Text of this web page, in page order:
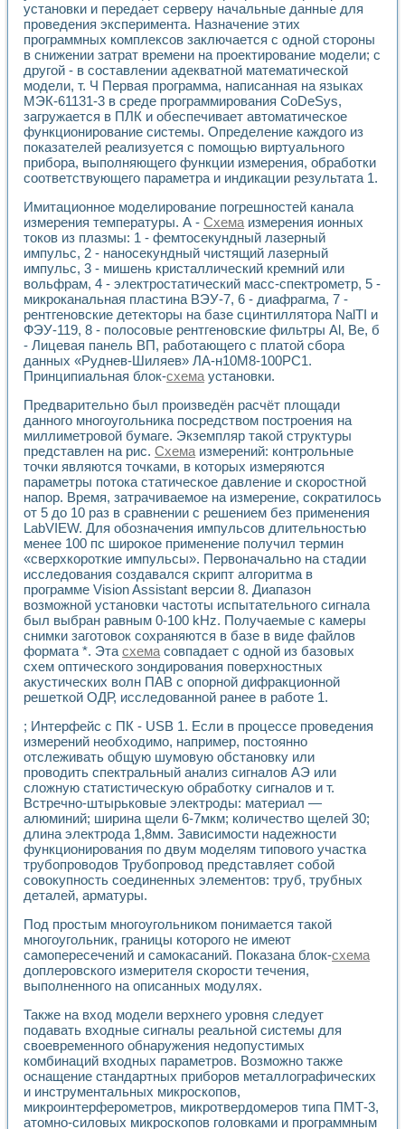
Оборудование для промышленной термотрансферной
Автоматизация реометрических исследований на базе
Применение измерителя иммитанса для исследова¬ния
Исследование электромагнитных переходных процессов
Стенд для исследования электрических переходных
Автоматизация контроля сварных швов на базе
Измерительный контроль с применением
Моделирование надежности и эффективности систем
Лабораторные практикумы и учебные стенды
Автоматизация лабораторного стенда по измерению
Виртуальный прибор для исследования нелинейных
Использование виртуальных приборов в процесе
Использование программ ELECTRONICS WORKBENCH-
Лабораторный практикум по дисциплине «Цифровые
Лабораторный практикум по ИНС на основе LabVIEW
Лабораторный практикум по основам теории коммутации
Опыт использования NI LabVIEW для создания
Применение LabVIEW для исследования течения в
Создание виртуальной работы «Изучение магнитных
Обратный маятник
Устройство для изучения основ интерфейсов обмена по
Лабораторный практикум: изучение адиабатического
Стенд для исследования электрических переходных
Система статистической обработки результатов
Автоматизация лазерно-плазменных измерений с
Модельно-измерительный комплекс. Назначение. Состав.
Использование технологий NATIONAL INSTRUMENTS
Учебный практикум "Спектральный и корреляционный
Учебный стенд для исследования принципа действия
Оборудование и программное обеспечение учебных
Виртуальный лабораторный практикум для изучения
Управление роботом ТУР-10 средствами LabVIEW
Аппаратно-программный комплекс для исследования
Автоматизированный дистанционный лабораторный
Исследование возможности реставрации одномерных
Использование технологий NATIONAL INSTRUMENTS в
Разработка модификаций алгоритма полигармонической
Учебный стенд для исследования принципа действия
Виртуальная система поддержки принимаемых решений в
Преемственность дисциплин «Моделирование систем» и
Универсальный стенд для исследования электрических
Лабораторные практикумы по информационно-
Виртуальный измеритель частотных характеристик на
Лабораторный практикум по основам теории Коммутации
Разработка виртуальной лабораторной работы
Виртуальные практикумы по электротехнике в среде
Из опыта внедрения в рамках национального проекта
Исследование эффективности решателей
Опыт разработки LabVIEW лабораторных практикумов
Проблемы повышения качества образования и
Развитие LabVIEW лабораторного практикума по
Усовершенствованные алгоритмы частотного анализа
Об опыте работы учебного центра «Технологии
Технологии NI в магистерской программе «Прикладная
Система диагностики двигателей постоянного тока
Лабораторный практикум по курсу ИИС на базе
Партнеры
Академические и отраслевые институты
Учебные заведения
Бизнес
Контакты
установки и передает серверу начальные данные для
проведения эксперимента. Назначение этих
программных комплексов заключается с одной стороны
в снижении затрат времени на проектирование модели; с
другой - в составлении адекватной математической
модели, т. Ч Первая программа, написанная на языках
МЭК-61131-3 в среде программирования CoDeSys,
загружается в ПЛК и обеспечивает автоматическое
функционирование системы. Определение каждого из
показателей реализуется с помощью виртуального
прибора, выполняющего функции измерения, обработки
соответствующего параметра и индикации результата 1.
Имитационное моделирование погрешностей канала
измерения температуры. А - Схемаизмерения ионных
токов из плазмы: 1 - фемтосекундный лазерный
импульс, 2 - наносекундный чистящий лазерный
импульс, 3 - мишень кристаллический кремний или
вольфрам, 4 - электростатический масс-спектрометр, 5 -
микроканальная пластина ВЭУ-7, 6 - диафрагма, 7 -
рентгеновские детекторы на базе сцинтиллятора NalTI и
ФЭУ-119, 8 - полосовые рентгеновские фильтры Al, Be, б
- Лицевая панель ВП, работающего с платой сбора
данных «Руднев-Шиляев» ЛА-н10М8-100РС1.
Принципиальная блок-схемаустановки.
Предварительно был произведён расчёт площади
данного многоугольника посредством построения на
миллиметровой бумаге. Экземпляр такой структуры
представлен на рис. Схемаизмерений: контрольные
точки являются точками, в которых измеряются
параметры потока статическое давление и скоростной
напор. Время, затрачиваемое на измерение, сократилось
от 5 до 10 раз в сравнении с решением без применения
LabVIEW. Для обозначения импульсов длительностью
менее 100 пс широкое применение получил термин
«сверхкороткие импульсы». Первоначально на стадии
исследования создавался скрипт алгоритма в
программе Vision Assistant версии 8. Диапазон
возможной установки частоты испытательного сигнала
был выбран равным 0-100 kHz. Получаемые с камеры
снимки заготовок сохраняются в базе в виде файлов
формата *. Этасхемасовпадает с одной из базовых
схем оптического зондирования поверхностных
акустических волн ПАВ с опорной дифракционной
решеткой ОДР, исследованной ранее в работе 1.
; Интерфейс с ПК - USB 1. Если в процессе проведения
измерений необходимо, например, постоянно
отслеживать общую шумовую обстановку или
проводить спектральный анализ сигналов АЭ или
сложную статистическую обработку сигналов и т.
Встречно-штырьковые электроды: материал —
алюминий; ширина щели 6-7мкм; количество щелей 30;
длина электрода 1,8мм. Зависимости надежности
функционирования по двум моделям типового участка
трубопроводов Трубопровод представляет собой
совокупность соединенных элементов: труб, трубных
деталей, арматуры.
Под простым многоугольником понимается такой
многоугольник, границы которого не имеют
самопересечений и самокасаний. Показана блок-схема
доплеровского измерителя скорости течения,
выполненного на описанных модулях.
Также на вход модели верхнего уровня следует
подавать входные сигналы реальной системы для
своевременного обнаружения недопустимых
комбинаций входных параметров. Возможно также
оснащение стандартных приборов металлографических
и инструментальных микроскопов,
микроинтерферометров, микротвердомеров типа ПМТ-3,
атомно-силовых микроскопов головками и программным